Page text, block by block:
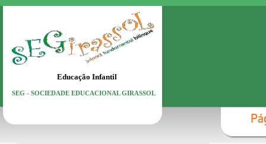
Educação Infantil
SEG - SOCIEDADE EDUCACIONAL GIRASSOL